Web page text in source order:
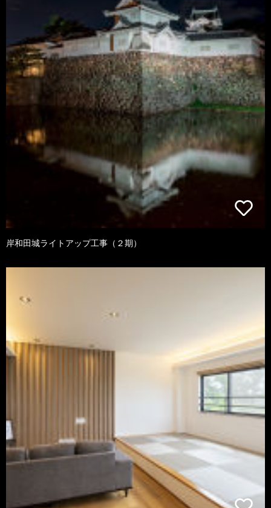
岸和田城ライトアップ工事（２期）